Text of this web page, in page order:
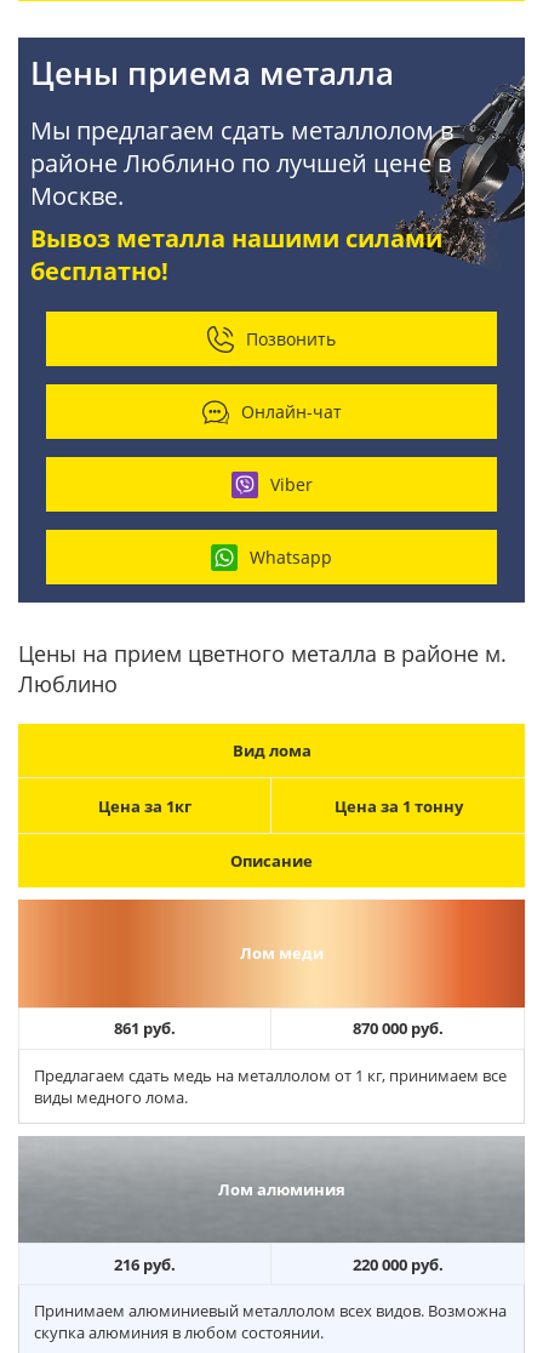
Цены приема металла
Мы предлагаем сдать металлолом в
районе Люблино по лучшей цене в
Москве.
Вывоз металла нашими силами
бесплатно!
Позвонить
Онлайн-чат
Viber
Whatsapp
Цены на прием цветного металла в районе м.
Люблино
Вид лома
Цена за 1кг Цена за 1 тонну
Описание
Лом меди
861 руб. 870 000 руб.
Предлагаем сдать медь на металлолом от 1 кг, принимаем все
виды медного лома.
Лом алюминия
216 руб. 220 000 руб.
Принимаем алюминиевый металлолом всех видов. Возможна
скупка алюминия в любом состоянии.